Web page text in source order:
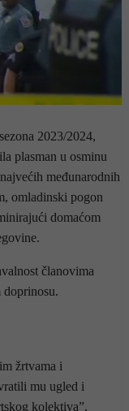
2023/2024,
plasman u osminu
međunarodnih
omladinski pogon
domaćom
članovima
žrtvama i
mu ugled i
kolektiva”,